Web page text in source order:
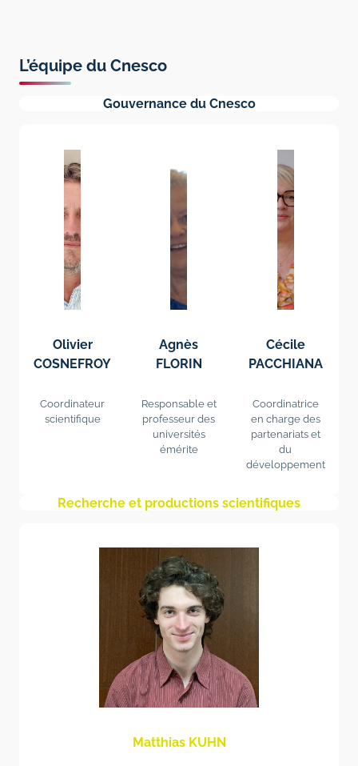
L’équipe du Cnesco
Gouvernance du Cnesco
Olivier
COSNEFROY
Coordinateur
scientifique
Agnès
FLORIN
Responsable et
professeur des
universités
émérite
Cécile
PACCHIANA
Coordinatrice
en charge des
partenariats et
du
développement
Recherche et productions scientifiques
Matthias KUHN